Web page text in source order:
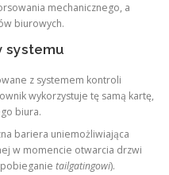
mechanicznego, a
biurowych.
systemu
z systemem kontroli
wykorzystuje tę samą kartę,
biura.
bariera uniemożliwiająca
w momencie otwarcia drzwi
tailgatingowi).